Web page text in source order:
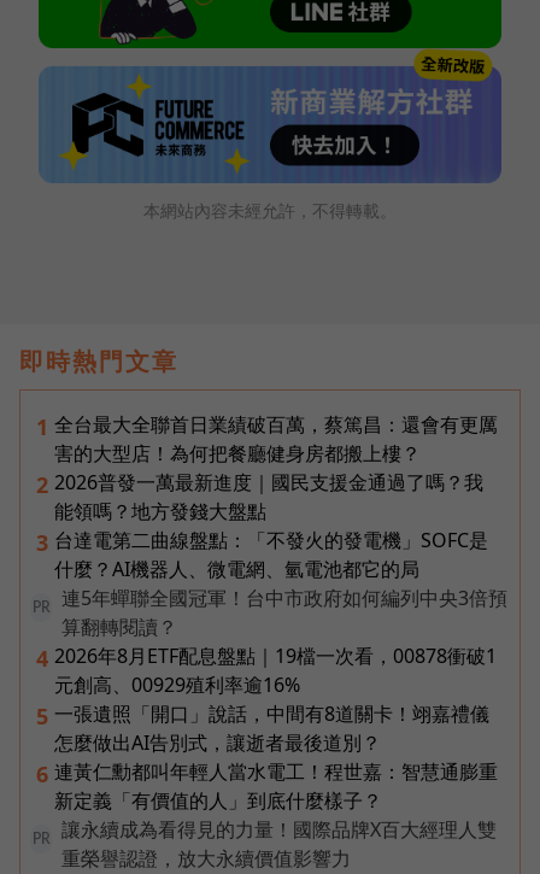
本網站內容未經允許，不得轉載。
即時熱門文章
1 全台最大全聯首日業績破百萬，蔡篤昌：還會有更厲
害的大型店！為何把餐廳健身房都搬上樓？
2 2026普發一萬最新進度｜國民支援金通過了嗎？我
能領嗎？地方發錢大盤點
3 台達電第二曲線盤點：「不發火的發電機」SOFC是
什麼？AI機器人、微電網、氫電池都它的局
PR
連5年蟬聯全國冠軍！台中市政府如何編列中央3倍預
算翻轉閱讀？
4 2026年8月ETF配息盤點｜19檔一次看，00878衝破1
元創高、00929殖利率逾16%
5 一張遺照「開口」說話，中間有8道關卡！翊嘉禮儀
怎麼做出AI告別式，讓逝者最後道別？
6 連黃仁勳都叫年輕人當水電工！程世嘉：智慧通膨重
新定義「有價值的人」到底什麼樣子？
PR
讓永續成為看得見的力量！國際品牌X百大經理人雙
重榮譽認證，放大永續價值影響力